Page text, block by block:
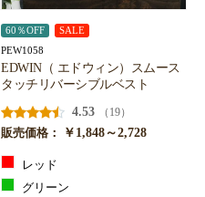
60％OFF SALE
PEW1058
EDWIN（ エドウィン）スムース
タッチリバーシブルベスト
4.53
（19）
販売価格：
￥1,848～2,728
レッド
グリーン